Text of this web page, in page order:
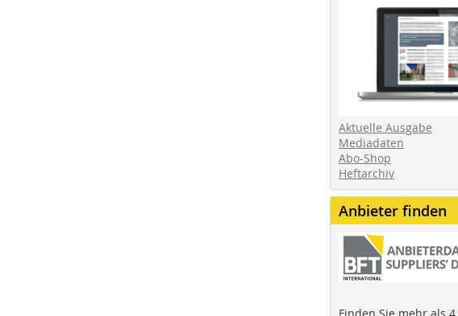
Aktuelle Ausgabe
Mediadaten
Abo-Shop
Heftarchiv
Anbieter finden